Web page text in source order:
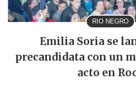
RIO NEGRO
Emilia Soria se
precandidata con un
acto en